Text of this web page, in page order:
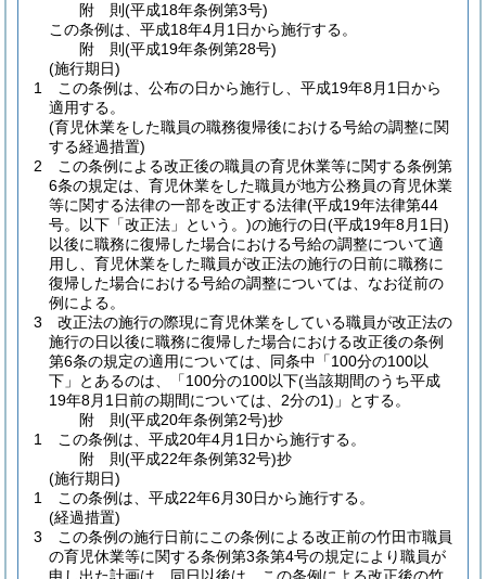
附 則(平成18年条例第3号)
この条例は、平成18年4月1日から施行する。
附 則(平成19年条例第28号)
(施行期日)
1
この条例は、公布の日から施行し、平成19年8月1日から
適用する。
(育児休業をした職員の職務復帰後における号給の調整に関
する経過措置)
2
この条例による改正後の職員の育児休業等に関する条例第
6条の規定は、育児休業をした職員が地方公務員の育児休業
等に関する法律の一部を改正する法律(平成19年法律第44
号。以下「改正法」という。)の施行の日(平成19年8月1日)
以後に職務に復帰した場合における号給の調整について適
用し、育児休業をした職員が改正法の施行の日前に職務に
復帰した場合における号給の調整については、なお従前の
例による。
3
改正法の施行の際現に育児休業をしている職員が改正法の
施行の日以後に職務に復帰した場合における改正後の条例
第6条の規定の適用については、同条中「100分の100以
下」とあるのは、「100分の100以下(当該期間のうち平成
19年8月1日前の期間については、2分の1) 」とする。
附 則(平成20年条例第2号)抄
1
この条例は、平成20年4月1日から施行する。
附 則(平成22年条例第32号)抄
(施行期日)
1
この条例は、平成22年6月30日から施行する。
(経過措置)
3
この条例の施行日前にこの条例による改正前の竹田市職員
の育児休業等に関する条例第3条第4号の規定により職員が